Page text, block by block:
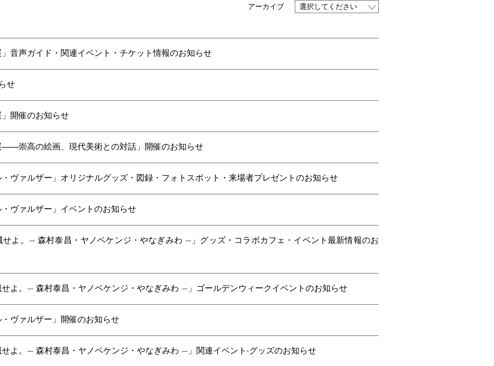
選択してください
」音声ガイド・関連イベント・チケット情報のお知らせ
せ
」開催のお知らせ
崇高の絵画、現代美術との対話」開催のお知らせ
ヴァルザー」オリジナルグッズ・図録・フォトスポット・来場者プレゼントのお知らせ
ヴァルザー」イベントのお知らせ
せよ。— 森村泰昌・ヤノベケンジ・やなぎみわ —」グッズ・コラボカフェ・イベント最新情報のお
せよ。— 森村泰昌・ヤノベケンジ・やなぎみわ —」ゴールデンウィークイベントのお知らせ
ヴァルザー」開催のお知らせ
せよ。— 森村泰昌・ヤノベケンジ・やなぎみわ —」関連イベント‧グッズのお知らせ